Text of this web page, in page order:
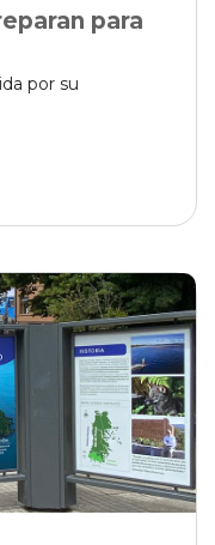
para
por su